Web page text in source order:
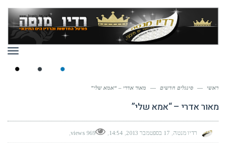
ראשי — סינגלים חדשים — מאור אדרי – “אמא שלי”
מאור אדרי – “אמא שלי”
רדיו מנטה 17 בספטמבר 2013 14:54
969 views